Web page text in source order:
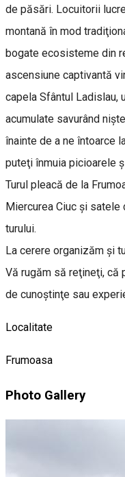
de păsări. Locuitorii
montană în mod
bogate ecosisteme din
ascensiune captivantă
capela Sfântul Ladislau,
acumulate savurând
înainte de a ne întoarce
puteţi înmuia picioarele
Turul pleacă de la
Miercurea Ciuc şi
turului.
La cerere organizăm şi
Vă rugăm să reţineţi, că
de cunoştinţe sau
Localitate
Frumoasa
Photo Gallery